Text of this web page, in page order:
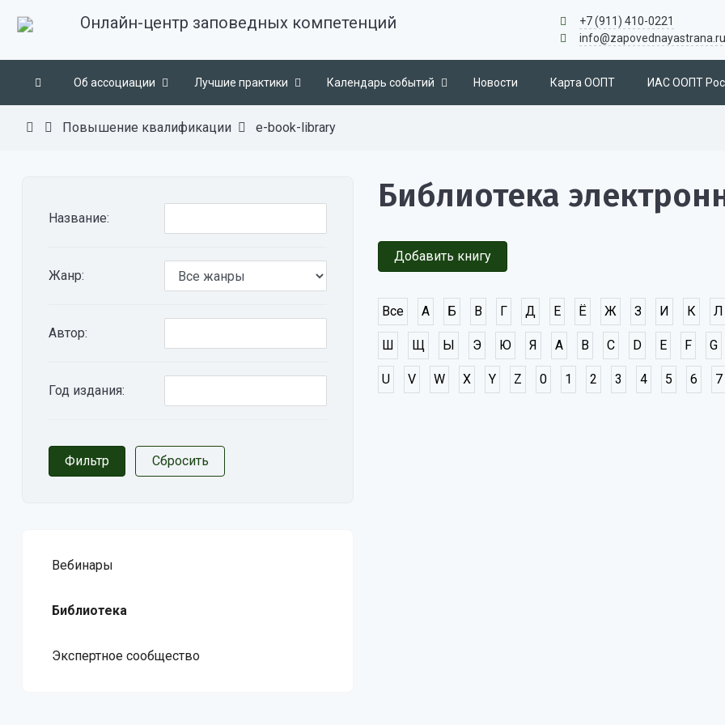
Онлайн-центр заповедных компетенций
+7 (911) 410-0221
info@zapovednayastrana.ru
Об ассоциации Лучшие практики Календарь событий Новости Карта ООПТ ИАС ООПТ
Повышение квалификации e-book-library
Название:
Жанр:
Автор:
Год издания:
Вебинары
Библиотека
Экспертное сообщество
Библиотека
Добавить книгу
Все А Б В Г Д Е Ё Ж З И К Л
Ш Щ Ы Э Ю Я A B C D E F G
U V W X Y Z 0 1 2 3 4 5 6 7